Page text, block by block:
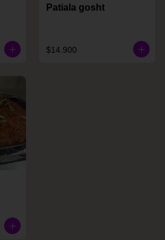
Patiala gosht
$14.900